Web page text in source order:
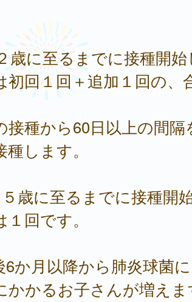
歳に至るまでに接種開
初回１回＋追加１回の、
接種から60日以上の間隔
します。
歳に至るまでに接種開
回です。
月以降から肺炎球菌
かかるお子さんが増え